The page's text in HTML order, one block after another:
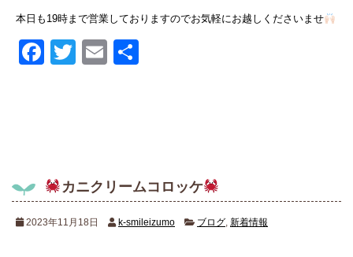
本日も19時まで営業しておりますのでお気軽にお越しくださいませ
Facebook
TwitterEmail
カニクリームコロッケ
2023年11月18日 k-smileizumo ブログ 新着情報